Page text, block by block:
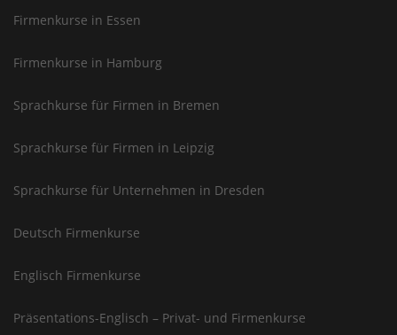
Firmenkurse in Essen
Firmenkurse in Hamburg
Sprachkurse für Firmen in Bremen
Sprachkurse für Firmen in Leipzig
Sprachkurse für Unternehmen in Dresden
Deutsch Firmenkurse
Englisch Firmenkurse
Präsentations-Englisch – Privat- und Firmenkurse